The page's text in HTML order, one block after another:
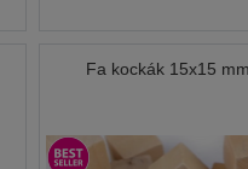
Fa kockák 15x15